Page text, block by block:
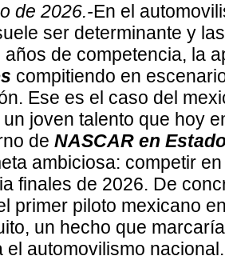
de 2026.-En el
ser determinante y
años de competencia, la
compitiendo en
Ese es el caso del
un joven talento que hoy
de NASCAR en
ambiciosa: competir
finales de 2026. De
primer piloto mexicano
un hecho que
el automovilismo nacional.